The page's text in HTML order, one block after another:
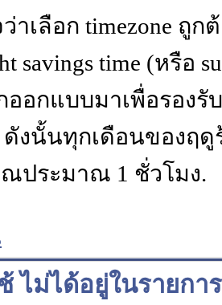
เลือก timezone ถู
savings time (หรือ
ออกแบบมาเพื่อรอง
ดังนั้นทุกเดือนของฤ
ประมาณ 1 ชั่วโมง.
ไม่ได้อยู่ในรายกา